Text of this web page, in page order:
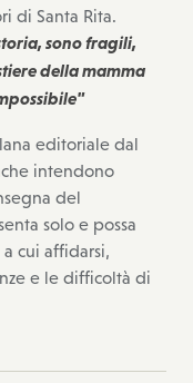
di Santa Rita.
sono fragili,
della mamma
editoriale dal
intendono
del
solo e possa
cui affidarsi,
e le difficoltà di